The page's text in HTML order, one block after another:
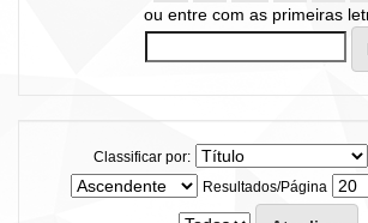
ou entre com as primeiras
Classificar por:
Resultados/Página